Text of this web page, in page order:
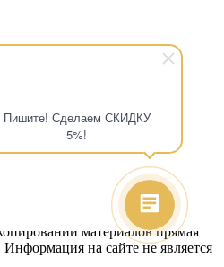
Пишите! Сделаем СКИДКУ
5%!
- магазин напольных покрытий.
материалов прямая
Информация на сайте не является